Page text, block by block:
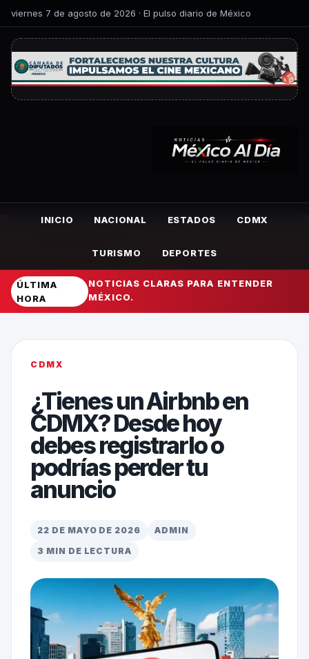
viernes 7 de agosto de 2026 · El pulso diario de México
INICIO NACIONAL ESTADOS CDMX
TURISMO DEPORTES
ÚLTIMA
HORA
NOTICIAS CLARAS PARA ENTENDER
MÉXICO.
CDMX
¿Tienes un Airbnb en
CDMX? Desde hoy
debes registrarlo o
podrías perder tu
anuncio
22 DE MAYO DE 2026
ADMIN
3 MIN DE LECTURA